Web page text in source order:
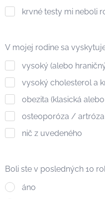
krvné testy mi neboli
V mojej rodine sa
vysoký (alebo
vysoký cholesterol a
obezita (klasická
osteoporóza / artróza
nič z uvedeného
Boli ste v posledných 10
áno